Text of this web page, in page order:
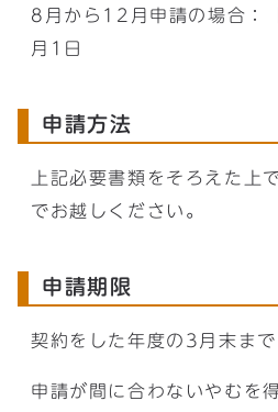
8月から12月申請の場合：
月1日
申請方法
上記必要書類をそろえた上
でお越しください。
申請期限
契約をした年度の3月末まで
申請が間に合わないやむを